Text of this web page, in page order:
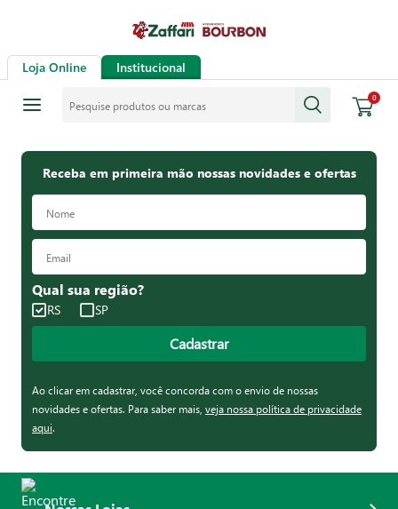
Loja Online Institucional
0
Receba em primeira mão nossas novidades e ofertas
Qual sua região?
RS SP
Cadastrar
Ao clicar em cadastrar, você concorda com o envio de nossas
novidades e ofertas. Para saber mais, veja nossa política de privacidade
aqui.